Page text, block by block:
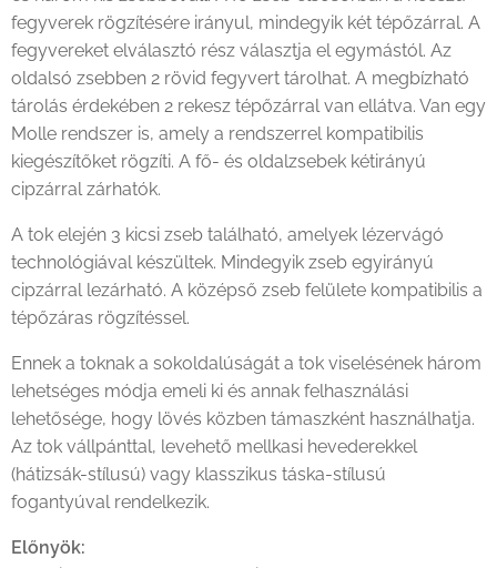
fegyverek rögzítésére irányul, mindegyik két tépőzárral. A
fegyvereket elválasztó rész választja el egymástól. Az
oldalsó zsebben 2 rövid fegyvert tárolhat. A megbízható
tárolás érdekében 2 rekesz tépőzárral van ellátva. Van egy
Molle rendszer is, amely a rendszerrel kompatibilis
kiegészítőket rögzíti. A fő- és oldalzsebek kétirányú
cipzárral zárhatók.
A tok elején 3 kicsi zseb található, amelyek lézervágó
technológiával készültek. Mindegyik zseb egyirányú
cipzárral lezárható. A középső zseb felülete kompatibilis a
tépőzáras rögzítéssel.
Ennek a toknak a sokoldalúságát a tok viselésének három
lehetséges módja emeli ki és annak felhasználási
lehetősége, hogy lövés közben támaszként használhatja.
Az tok vállpánttal, levehető mellkasi hevederekkel
(hátizsák-stílusú) vagy klasszikus táska-stílusú
fogantyúval rendelkezik.
Előnyök: